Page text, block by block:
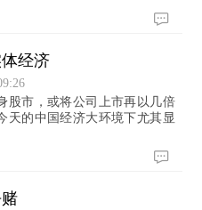
经济
股市，或将公司上市再以几倍
天的中国经济大环境下尤其显